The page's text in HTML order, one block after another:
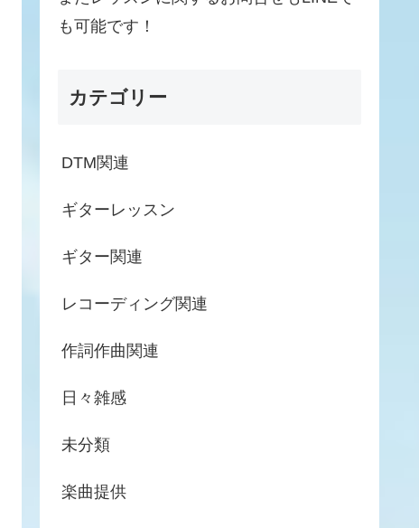
も可能です！
カテゴリー
DTM関連
ギターレッスン
ギター関連
レコーディング関連
作詞作曲関連
日々雑感
未分類
楽曲提供